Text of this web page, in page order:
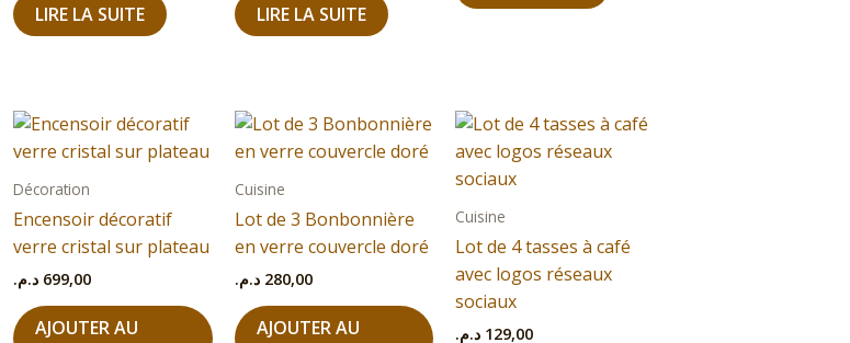
LIRE LA SUITE LIRE LA SUITE
Décoration
Encensoir décoratif
verre cristal sur plateau
699,00 د.م.
AJOUTER AU
Cuisine
Lot de 3 Bonbonnière
en verre couvercle doré
280,00 د.م.
AJOUTER AU
Cuisine
Lot de 4 tasses à café
avec logos réseaux
sociaux
129,00 د.م.